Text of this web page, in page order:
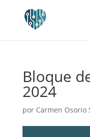
Bloque
2024
por Carmen Osorio